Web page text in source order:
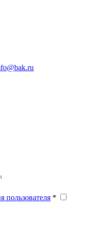
пользователя *